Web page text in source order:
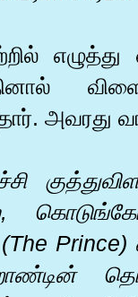
அவரது
Prince)